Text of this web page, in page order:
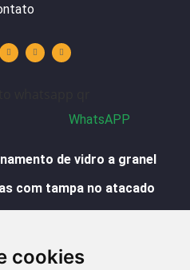
cookies
s
t
a
g
c
e
b
o
a
t
s
a
WhatsAPP
de vidro a granel
com tampa no atacado
alimentos no atacado